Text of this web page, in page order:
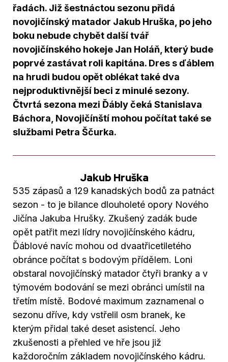
řadách. Již šestnáctou sezonu přidá
novojičínský matador Jakub Hruška, po jeho
boku nebude chybět další tvář
novojičínského hokeje Jan Holáň, který bude
poprvé zastávat roli kapitána. Dres s ďáblem
na hrudi budou opět oblékat také dva
nejproduktivnější beci z minulé sezony.
Čtvrtá sezona mezi Ďábly čeká Stanislava
Báchora, Novojičínští mohou počítat také se
službami Petra Ščurka.
Jakub Hruška
535 zápasů a 129 kanadských bodů za patnáct
sezon - to je bilance dlouholeté opory Nového
Jičína Jakuba Hrušky. Zkušený zadák bude
opět patřit mezi lídry novojičínského kádru,
Ďáblové navíc mohou od dvaatřicetiletého
obránce počítat s bodovým přídělem. Loni
obstaral novojičínský matador čtyři branky a v
týmovém bodování se mezi obránci umístil na
třetím místě. Bodové maximum zaznamenal o
sezonu dříve, kdy vstřelil osm branek, ke
kterým přidal také deset asistencí. Jeho
zkušenosti a přehled ve hře jsou již
každoročním základem novojičínského kádru.